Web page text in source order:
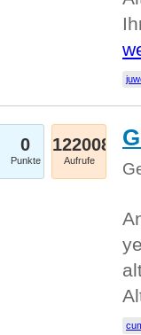
0
Punkte
122008
Aufrufe